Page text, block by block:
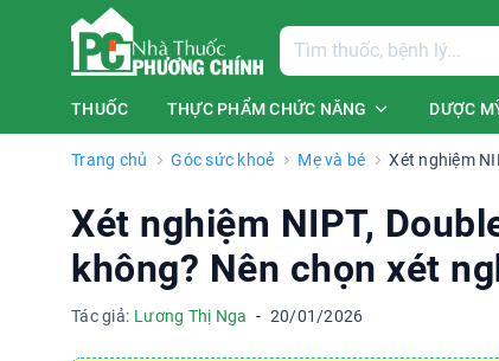
THUỐC THỰC PHẨM CHỨC NĂNG DƯỢC
Trang chủ Góc sức khoẻ Mẹ và bé Xét nghiệm
Xét nghiệm NIPT,
không? Nên chọn xét
Tác giả: Lương Thị Nga - 20/01/2026